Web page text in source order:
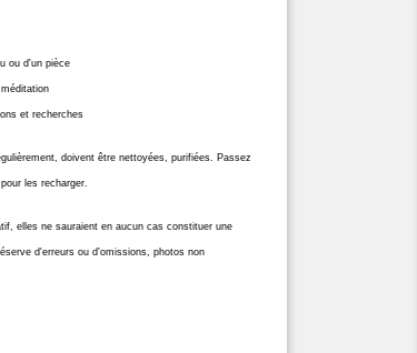
ou d'un pièce
et recherches
doivent être nettoyées, purifiées. Passez
les recharger.
elles ne sauraient en aucun cas constituer une
d'erreurs ou d'omissions, photos non